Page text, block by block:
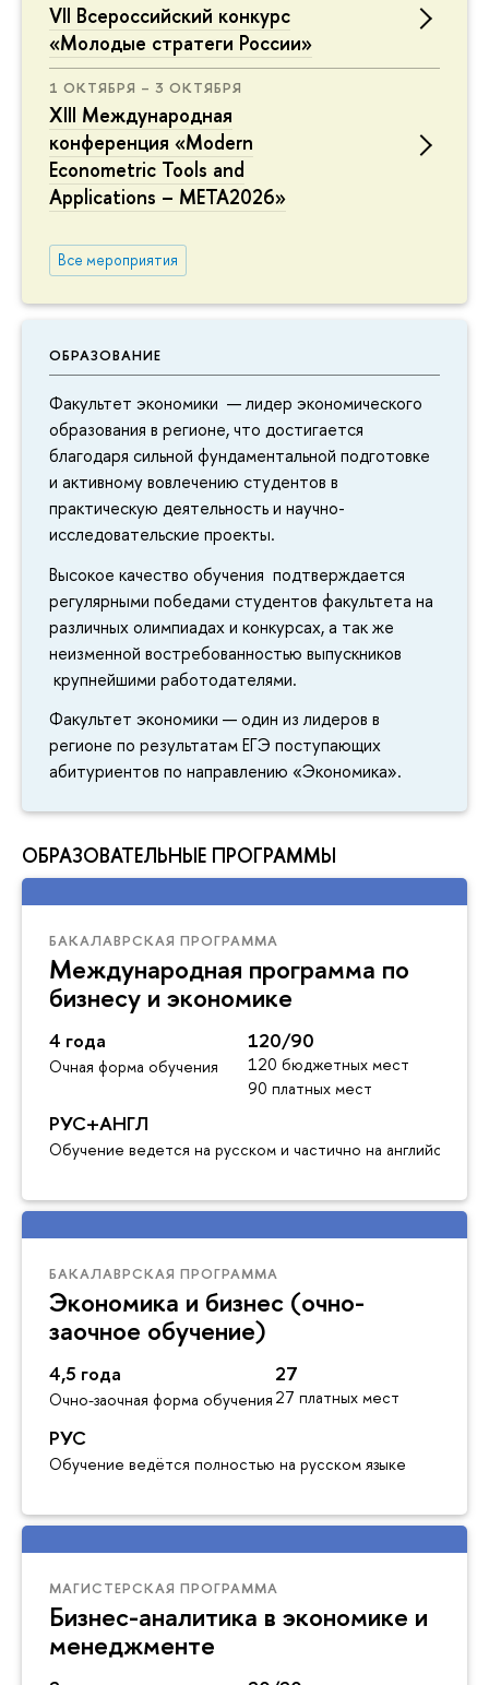
VII Всероссийский конкурс
«Молодые стратеги России»
1 ОКТЯБРЯ – 3 ОКТЯБРЯ
XIII Международная
конференция «Modern
Econometric Tools and
Applications – META2026»
Все мероприятия
ОБРАЗОВАНИЕ
Факультет экономики — лидер экономического
образования в регионе, что достигается
благодаря сильной фундаментальной подготовке
и активному вовлечению студентов в
практическую деятельность и научно-
исследовательские проекты.
Высокое качество обучения подтверждается
регулярными победами студентов факультета на
различных олимпиадах и конкурсах, а так же
неизменной востребованностью выпускников
крупнейшими работодателями.
Факультет экономики — один из лидеров в
регионе по результатам ЕГЭ поступающих
абитуриентов по направлению «Экономика».
ОБРАЗОВАТЕЛЬНЫЕ ПРОГРАММЫ
БАКАЛАВРСКАЯ ПРОГРАММА
Международная программа по
бизнесу и экономике
4 года
Очная форма обучения
120/90
120 бюджетных мест
90 платных мест
РУС+АНГЛ
Обучение ведется на русском и частично на английском
БАКАЛАВРСКАЯ ПРОГРАММА
Экономика и бизнес (очно-
заочное обучение)
4,5 года
Очно-заочная форма обучения
27
27 платных мест
РУС
Обучение ведётся полностью на русском языке
МАГИСТЕРСКАЯ ПРОГРАММА
Бизнес-аналитика в экономике и
менеджменте